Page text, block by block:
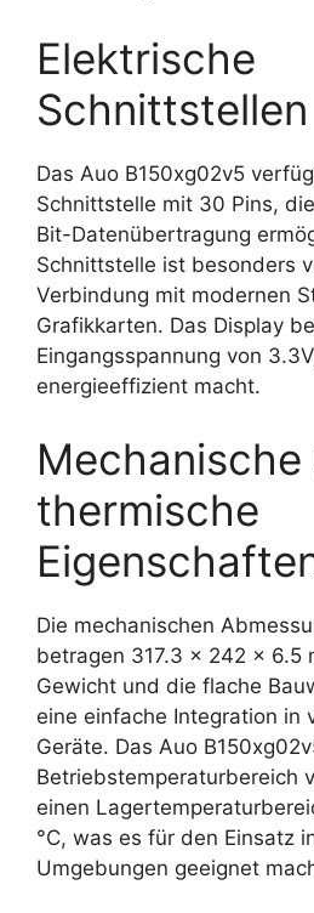
Elektrische
Schnittstellen
Das Auo B150xg02v5
Schnittstelle mit 30 Pins,
Bit-Datenübertragung
Schnittstelle ist besonders
Verbindung mit modernen
Grafikkarten. Das Display
Eingangsspannung von
energieeffizient macht.
Mechanische
thermische
Die mechanischen
betragen 317.3 x 242 x 6.5
Gewicht und die flache
eine einfache Integration in
Geräte. Das Auo
Betriebstemperaturbereich
einen
°C, was es für den Einsatz
Umgebungen geeignet